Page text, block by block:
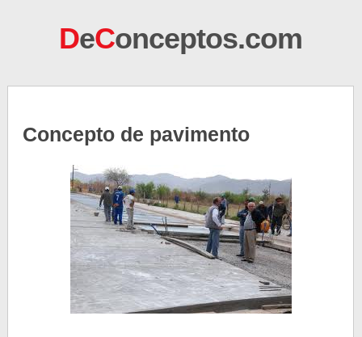
DeConceptos.com
Concepto de pavimento